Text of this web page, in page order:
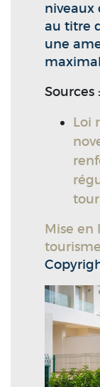
niveaux
au titre
une
Sources :
Loi
Mise en